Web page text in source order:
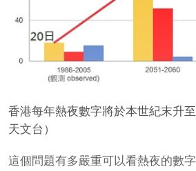
香港每年熱夜數字將於本世紀末升
天文台）
這個問題有多嚴重可以看熱夜的數